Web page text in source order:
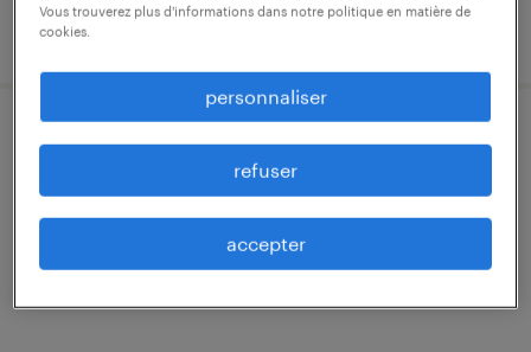
publié le 23 juillet 2026
regulatory compliance officer (m/f/d)
luxembourg, centre
Vous trouverez plus d'informations dans notre politique en matière de
cookies.
personnaliser
refuser
accepter